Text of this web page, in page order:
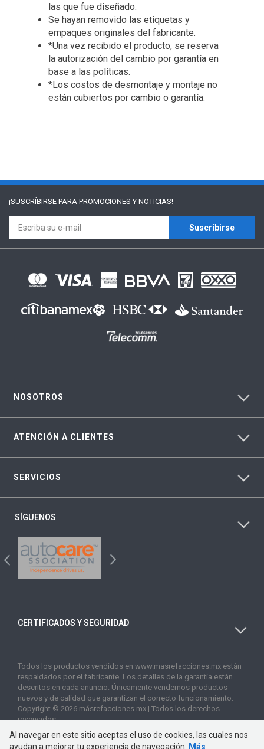
las que fue diseñado.
Se hayan removido las etiquetas y
empaques originales del fabricante.
*Una vez recibido el producto, se reserva
la autorización del cambio por garantía en
base a las políticas.
*Los costos de desmontaje y montaje no
están cubiertos por cambio o garantía.
¡SUSCRÍBIRSE PARA PROMOCIONES Y NOTICIAS!
Suscríbirse
NOSOTROS
ATENCIÓN A CLIENTES
SERVICIOS
SÍGUENOS
CERTIFICADOS Y SEGURIDAD
Todos los productos vendidos en www.masrefacciones.mx están
respaldados por el fabricante. Los detalles de la garantía están
descritos en cada anuncio. Únicamente vendemos productos
nuevos y de calidad que garantizan el correcto funcionamiento.
Copyright © 2026 másrefacciones.mx | Todos los derechos
reservados
Al navegar en este sitio aceptas el uso de cookies, las cuales nos
ayudan a mejorar tu experiencia de navegación.
Más